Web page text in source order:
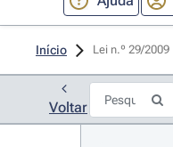
Início Lei n.º 29/2009
Voltar